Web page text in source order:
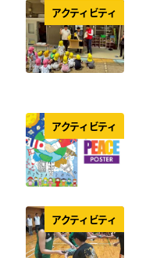
アクティビティ
アクティビティ
アクティビティ